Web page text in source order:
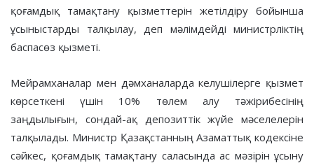
қоғамдық тамақтану қызметтерін жетілдіру бойынша
ұсыныстарды талқылау, деп мәлімдейді министрліктің
баспасөз қызметі.
Мейрамханалар мен дәмханаларда келушілерге қызмет
көрсеткені үшін 10% төлем алу тәжірибесінің
заңдылығын, сондай-ақ депозиттік жүйе мәселелерін
талқылады. Министр Қазақстанның Азаматтық кодексіне
сәйкес, қоғамдық тамақтану саласында ас мәзірін ұсыну